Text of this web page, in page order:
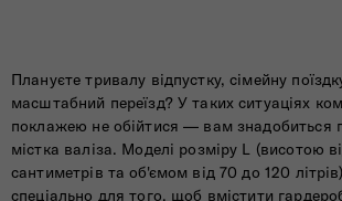
Плануєте тривалу відпустку, сімейну
масштабний переїзд? У таких ситуаціях
поклажею не обійтися — вам знадобиться
містка валіза. Моделі розміру L (висотою
сантиметрів та об'ємом від 70 до 120
спеціально для того, щоб вмістити